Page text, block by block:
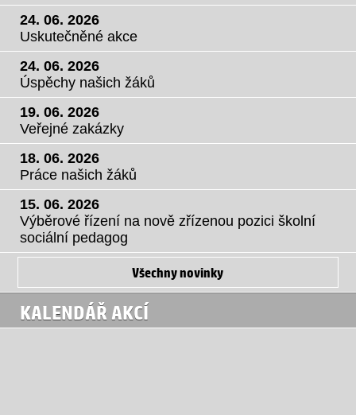
24. 06. 2026
Uskutečněné akce
24. 06. 2026
Úspěchy našich žáků
19. 06. 2026
Veřejné zakázky
18. 06. 2026
Práce našich žáků
15. 06. 2026
Výběrové řízení na nově zřízenou pozici školní
sociální pedagog
Všechny novinky
KALENDÁŘ AKCÍ